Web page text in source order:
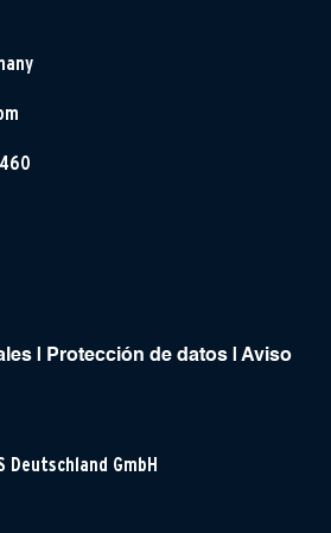
Protección de datos
Aviso
Deutschland GmbH